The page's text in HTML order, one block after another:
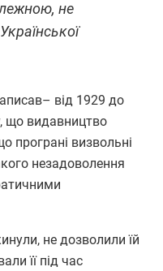
не
від 1929 до
що видавництво
програні визвольні
незадоволення
не дозволили їй
її під час